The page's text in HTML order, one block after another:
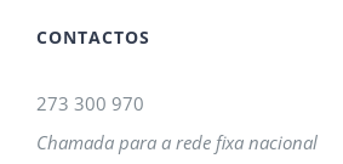
CONTACTOS
273 300 970
Chamada para a rede fixa nacional